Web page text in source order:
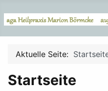
Aktuelle Seite:
Startseite